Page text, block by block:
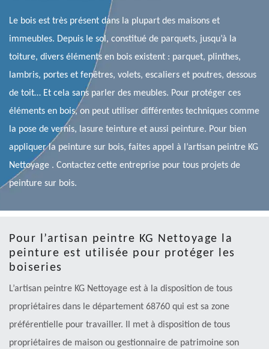
Le bois est très présent dans la plupart des maisons et
immeubles. Depuis le sol, constitué de parquets, jusqu’à la
toiture, divers éléments en bois existent : parquet, plinthes,
lambris, portes et fenêtres, volets, escaliers et poutres, dessous
de toit… Et cela sans parler des meubles. Pour protéger ces
éléments en bois, on peut utiliser différentes techniques comme
la pose de vernis, lasure teinture et aussi peinture. Pour bien
appliquer la peinture sur bois, faites appel à l’artisan peintre KG
Nettoyage . Contactez cette entreprise pour tous projets de
peinture sur bois.
Pour l’artisan peintre KG Nettoyage la
peinture est utilisée pour protéger les
boiseries
L’artisan peintre KG Nettoyage est à la disposition de tous
propriétaires dans le département 68760 qui est sa zone
préférentielle pour travailler. Il met à disposition de tous
propriétaires de maison ou gestionnaire de patrimoine son